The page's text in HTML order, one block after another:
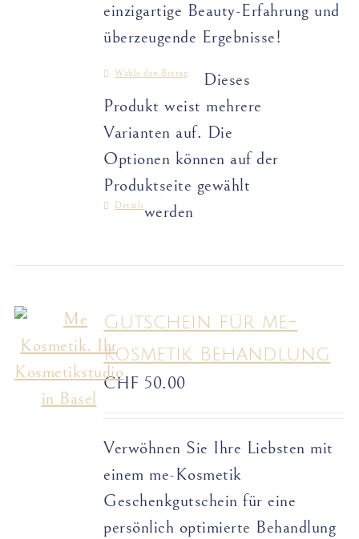
einzigartige Beauty-Erfahrung und
überzeugende Ergebnisse!
Wähle den Betrag
Dieses
Produkt weist mehrere
Varianten auf. Die
Optionen können auf der
Produktseite gewählt
werden
Details
Gutschein für me-
Kosmetik Behandlung
CHF 50.00
Verwöhnen Sie Ihre Liebsten mit
einem me-Kosmetik
Geschenkgutschein für eine
persönlich optimierte Behandlung